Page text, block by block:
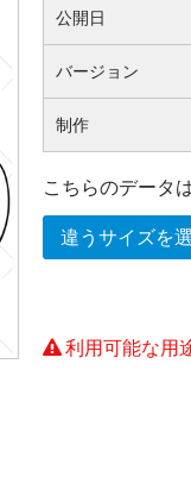
公開日
バージョン
制作
こちらのデータ
違うサイズを
利用可能な用